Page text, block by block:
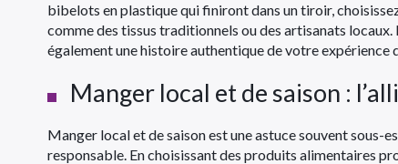
bibelots en plastique qui finiront dans un tiroir,
comme des tissus traditionnels ou des artisanats
également une histoire authentique de votre expérience
Manger local et de saison :
Manger local et de saison est une astuce souvent
responsable. En choisissant des produits alimentaires